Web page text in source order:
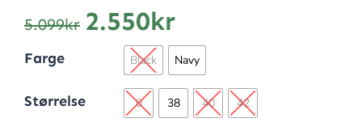
5.099kr 2.550kr
Farge Black Navy
Størrelse 0 38 40 42